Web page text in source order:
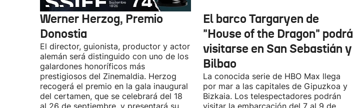
Werner Herzog, Premio
Donostia
El director, guionista, productor y actor
alemán será distinguido con uno de los
galardones honoríficos más
prestigiosos del Zinemaldia. Herzog
recogerá el premio en la gala inaugural
del certamen, que se celebrará del 18
al 26 de septiembre, y presentará su
El barco Targaryen de
"House of the Dragon" podrá
visitarse en San Sebastián y
Bilbao
La conocida serie de HBO Max llega
por mar a las capitales de Gipuzkoa y
Bizkaia. Los telespectadores podrán
visitar la embarcación del 7 al 9 de